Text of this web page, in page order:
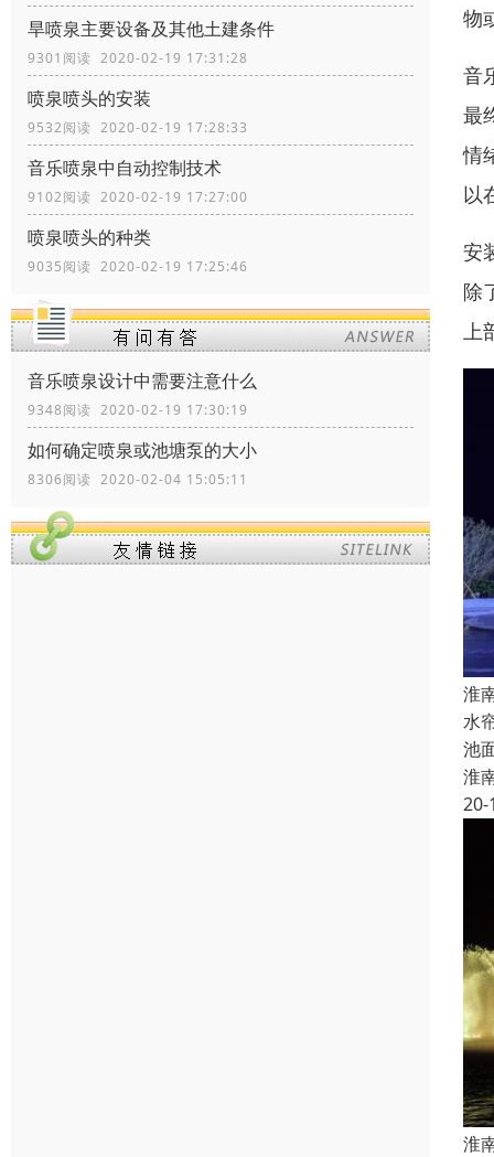
旱喷泉主要设备及其他土建条件
9301阅读 2020-02-19 17:31:28
喷泉喷头的安装
9532阅读 2020-02-19 17:28:33
音乐喷泉中自动控制技术
9102阅读 2020-02-19 17:27:00
喷泉喷头的种类
9035阅读 2020-02-19 17:25:46
音乐喷泉设计中需要注意什么
9348阅读 2020-02-19 17:30:19
如何确定喷泉或池塘泵的大小
8306阅读 2020-02-04 15:05:11
物
音
最
情
以
安
除
上
淮
水
池
淮
20-
淮